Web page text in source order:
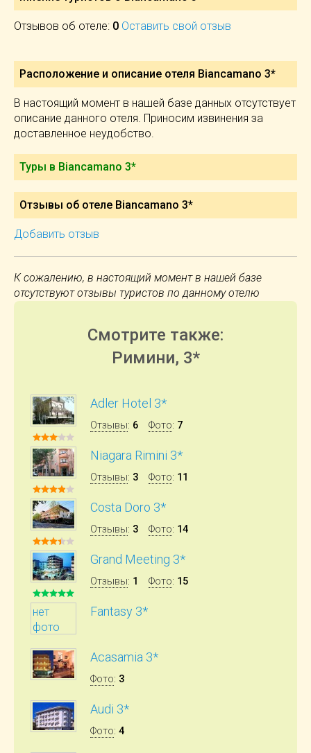
Отзывов об отеле: 0 Оставить свой отзыв
Расположение и описание отеля Biancamano 3*
В настоящий момент в нашей базе данных отсутствует
описание данного отеля. Приносим извинения за
доставленное неудобство.
Туры в Biancamano 3*
Отзывы об отеле Biancamano 3*
Добавить отзыв
К сожалению, в настоящий момент в нашей базе
отсутствуют отзывы туристов по данному отелю
Смотрите также:
Римини, 3*
Adler Hotel 3*
Отзывы: 6 Фото: 7
Niagara Rimini 3*
Отзывы: 3 Фото: 11
Costa Doro 3*
Отзывы: 3 Фото: 14
Grand Meeting 3*
Отзывы: 1 Фото: 15
нет
фото
Fantasy 3*
Acasamia 3*
Фото: 3
Audi 3*
Фото: 4